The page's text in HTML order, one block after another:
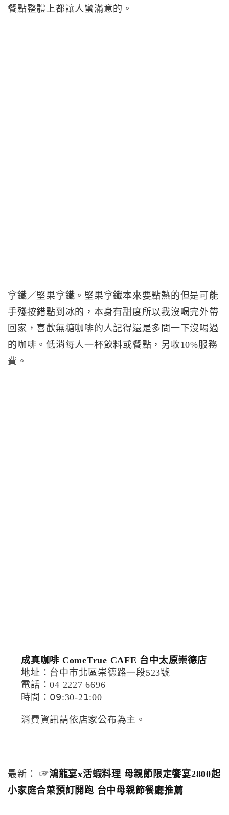
餐點整體上都讓人蠻滿意的。
拿鐵／堅果拿鐵。堅果拿鐵本來要點熱的但是可能
手殘按錯點到冰的，本身有甜度所以我沒喝完外帶
回家，喜歡無糖咖啡的人記得還是多問一下沒喝過
的咖啡。低消每人一杯飲料或餐點，另收10%服務
費。
成真咖啡 ComeTrue CAFE 台中太原崇德店
地址：台中市北區崇德路一段523號
電話：04 2227 6696
時間：𝟢𝟫:30-2𝟣:00
消費資訊請依店家公布為主。
最新： ☞鴻龍宴x活蝦料理 母親節限定饗宴2800起
小家庭合菜預訂開跑 台中母親節餐廳推薦